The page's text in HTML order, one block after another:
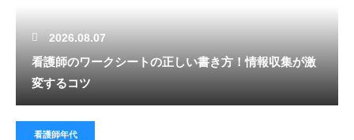
2026.08.07
看護師のワークシートの正しい書き方！情報収集が激
変するコツ
看護師年代